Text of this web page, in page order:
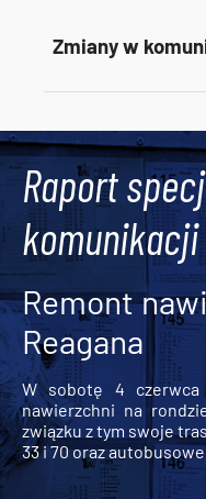
Zmiany w
Raport
Remont
Reagana
W sobotę 4
nawierzchni na
związku z tym swoje
33 i 70 oraz autobusowe